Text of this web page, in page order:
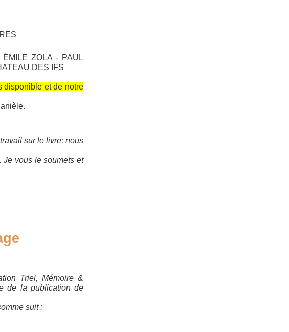
ZOLA - PAUL
DES IFS
disponible et de notre
sur le livre; nous
Je vous le soumets et
Triel, Mémoire &
de la publication de
suit :